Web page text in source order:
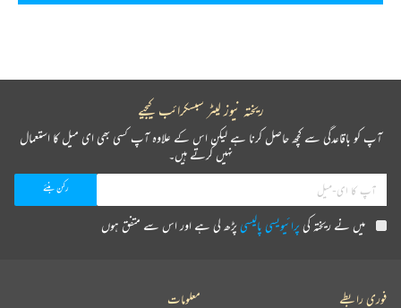
ریختہ نیوز لیٹر سبسکرائب کیجیے
آپ کو باقاعدگی سے کچھ حاصل کرنا ہے لیکن اس کے علاوہ آپ کسی بھی ای میل کا استعمال
نہیں کرتے ہیں۔
میں نے ریختہ کیپرائیویسی پالیسیپڑھ لی ہے اور اس سے متفق ہوں
فوری رابطے معلومات